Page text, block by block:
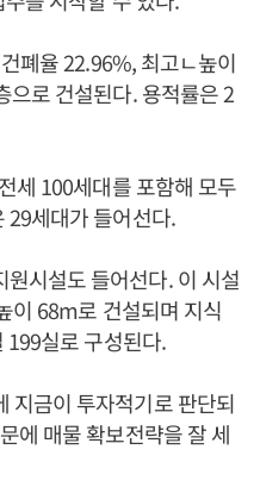
폐율 22.96%, 최고ㄴ높이
로 건설된다. 용적률은 2
세 100세대를 포함해 모두
29세대가 들어선다.
시설도 들어선다. 이 시설
이 68m로 건설되며 지식
실로 구성된다.
지금이 투자적기로 판단되
에 매물 확보전략을 잘 세